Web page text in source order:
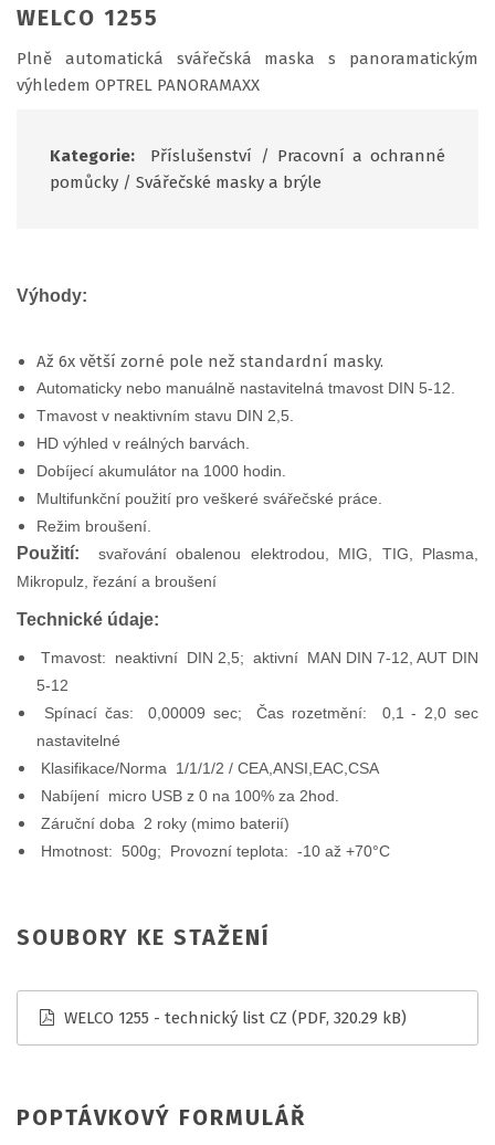
WELCO 1255
Plně automatická svářečská maska s panoramatickým
výhledem OPTREL PANORAMAXX
Kategorie: Příslušenství / Pracovní a ochranné
pomůcky / Svářečské masky a brýle
Výhody:
Až 6x větší zorné pole než standardní masky.
Automaticky nebo manuálně nastavitelná tmavost DIN 5-12.
Tmavost v neaktivním stavu DIN 2,5.
HD výhled v reálných barvách.
Dobíjecí akumulátor na 1000 hodin.
Multifunkční použití pro veškeré svářečské práce.
Režim broušení.
Použití:
svařování obalenou elektrodou, MIG, TIG, Plasma,
Mikropulz, řezání a broušení
Technické údaje:
Tmavost: neaktivní DIN 2,5; aktivní MAN DIN 7-12, AUT DIN
5-12
Spínací čas: 0,00009 sec; Čas rozetmění: 0,1 - 2,0 sec
nastavitelné
Klasifikace/Norma 1/1/1/2 / CEA,ANSI,EAC,CSA
Nabíjení micro USB z 0 na 100% za 2hod.
Záruční doba 2 roky (mimo baterií)
Hmotnost: 500g; Provozní teplota: -10 až +70°C
SOUBORY KE STAŽENÍ
WELCO 1255 - technický list CZ (PDF, 320.29 kB)
POPTÁVKOVÝ FORMULÁŘ